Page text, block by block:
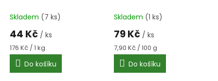
Skladem (7 ks)
44 Kč / ks
Měrná
cena:
176 Kč / 1 kg
Do košíku
Skladem (1 ks)
79 Kč / ks
Měrná
cena:
7,90 Kč / 100 g
Do košíku